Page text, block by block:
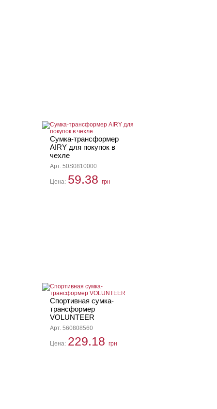
Сумка-трансформер
AIRY для покупок в
чехле
Арт. 50S0810000
Цена: 59.38 грн
Спортивная сумка-
трансформер
VOLUNTEER
Арт. 560808560
Цена: 229.18 грн